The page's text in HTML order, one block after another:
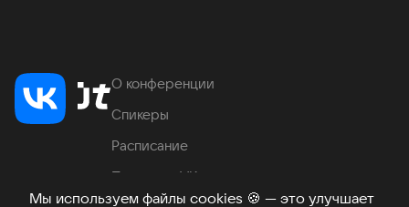
Мы используем файлы cookies 🍪 — это улучшает
О конференции
Спикеры
Расписание
Продукты VK